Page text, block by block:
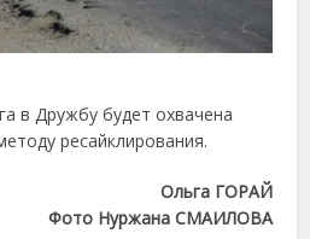
в Дружбу будет охвачена
ресайклирования.
Ольга ГОРАЙ
Фото Нуржана СМАИЛОВА